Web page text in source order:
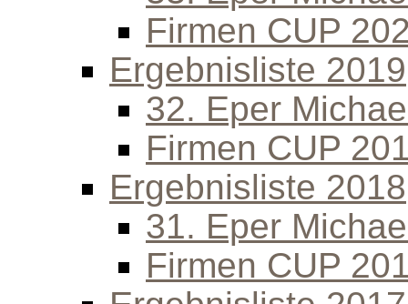
Firmen CUP
Ergebnisliste 2019
32. Eper
Firmen CUP
Ergebnisliste 2018
31. Eper
Firmen CUP